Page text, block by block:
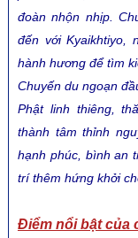
đoàn nhộn nhịp.
đến với Kyaikhtiyo,
hành hương để tìm
Chuyến du ngoạn
Phật linh thiêng,
thành tâm thỉnh
hạnh phúc, bình an
trí thêm hứng khởi
Điểm nổi bật của